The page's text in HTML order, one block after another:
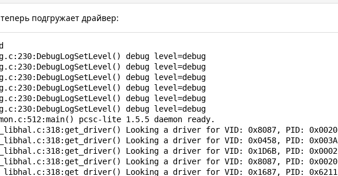
подгружает драйвер:
debug level=debug
debug level=debug
debug level=debug
debug level=debug
debug level=debug
debug level=debug
pcsc-lite 1.5.5 daemon ready.
Looking a driver for VID: 0x8087, PID: 0x0020
Looking a driver for VID: 0x0458, PID: 0x003A
Looking a driver for VID: 0x1D6B, PID: 0x0002
Looking a driver for VID: 0x8087, PID: 0x0020
Looking a driver for VID: 0x1687, PID: 0x6211